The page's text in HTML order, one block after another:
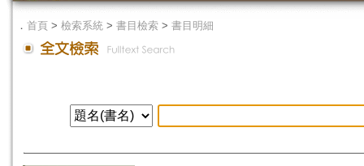
． 首頁 > 檢索系統 > 書目檢索 > 書目明細